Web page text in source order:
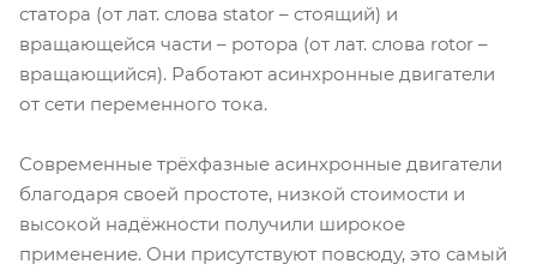
статора (от лат. слова stator – стоящий) и
вращающейся части – ротора (от лат. слова rotor –
вращающийся). Работают асинхронные двигатели
от сети переменного тока.
Современные трёхфазные асинхронные двигатели
благодаря своей простоте, низкой стоимости и
высокой надёжности получили широкое
применение. Они присутствуют повсюду, это самый